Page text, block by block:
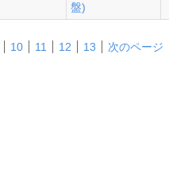
盤)
10 11 12 13 次のページ